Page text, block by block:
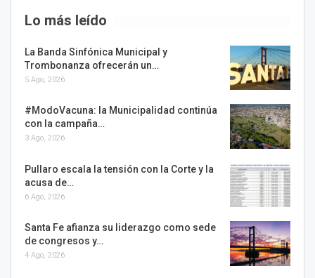
Lo más leído
La Banda Sinfónica Municipal y
Trombonanza ofrecerán un…
5 Ago, 2026
#ModoVacuna: la Municipalidad continúa
con la campaña…
3 Ago, 2026
Pullaro escala la tensión con la Corte y la
acusa de…
6 Ago, 2026
Santa Fe afianza su liderazgo como sede
de congresos y…
4 Ago, 2026